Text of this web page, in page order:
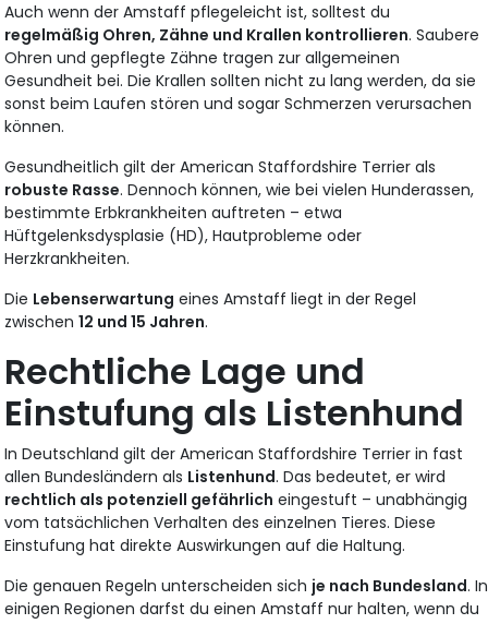
Auch wenn der Amstaff pflegeleicht ist, solltest du
regelmäßig Ohren, Zähne und Krallen kontrollieren. Saubere
Ohren und gepflegte Zähne tragen zur allgemeinen
Gesundheit bei. Die Krallen sollten nicht zu lang werden, da sie
sonst beim Laufen stören und sogar Schmerzen verursachen
können.
Gesundheitlich gilt der American Staffordshire Terrier als
robuste Rasse. Dennoch können, wie bei vielen Hunderassen,
bestimmte Erbkrankheiten auftreten – etwa
Hüftgelenksdysplasie (HD), Hautprobleme oder
Herzkrankheiten.
Die Lebenserwartung eines Amstaff liegt in der Regel
zwischen12 und 15 Jahren.
Rechtliche Lage und
Einstufung als Listenhund
In Deutschland gilt der American Staffordshire Terrier in fast
allen Bundesländern als Listenhund. Das bedeutet, er wird
rechtlich als potenziell gefährlich eingestuft – unabhängig
vom tatsächlichen Verhalten des einzelnen Tieres. Diese
Einstufung hat direkte Auswirkungen auf die Haltung.
Die genauen Regeln unterscheiden sich je nach Bundesland. In
einigen Regionen darfst du einen Amstaff nur halten, wenn du